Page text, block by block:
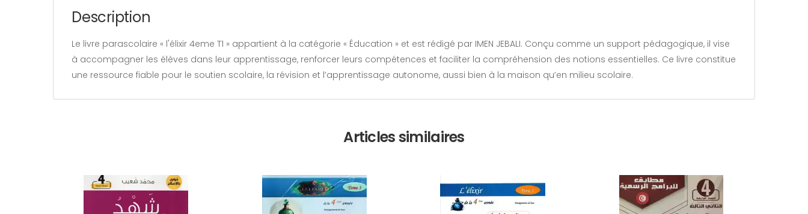
Description
Le livre parascolaire « l'élixir 4eme T1 » appartient à la catégorie « Éducation » et est rédigé par IMEN JEBALI. Conçu comme un support pédagogique, il vise
à accompagner les élèves dans leur apprentissage, renforcer leurs compétences et faciliter la compréhension des notions essentielles. Ce livre constitue
une ressource fiable pour le soutien scolaire, la révision et l’apprentissage autonome, aussi bien à la maison qu’en milieu scolaire.
Articles similaires